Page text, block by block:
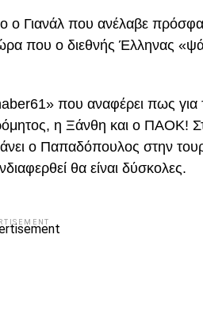
ο Γιανάλ που ανέλαβε
που ο διεθνής Έλληνας
που αναφέρει πως
η Ξάνθη και ο ΠΑΟΚ!
ο Παπαδόπουλος στην
θα είναι δύσκολες.